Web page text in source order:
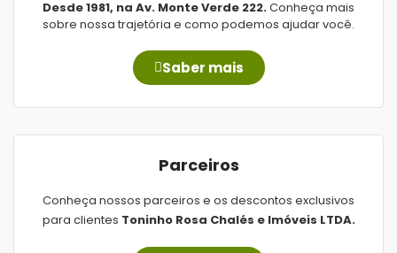
Desde 1981, na Av. Monte Verde 222.Conheça mais
sobre nossa trajetória e como podemos ajudar você.
Saber mais
Parceiros
Conheça nossos parceiros e os descontos exclusivos
para clientes Toninho Rosa Chalés e Imóveis LTDA.